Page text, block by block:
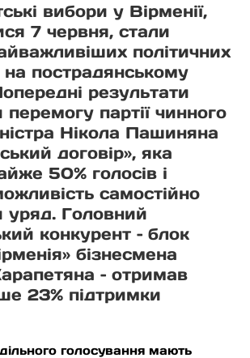
вибори у Вірменії,
7 червня, стали
політичних
на пострадянському
результати
перемогу партії чинного
Нікола Пашиняна
договір», яка
50% голосів і
самостійно
уряд. Головний
конкурент – блок
бізнесмена
– отримав
23% підтримки
голосування мають